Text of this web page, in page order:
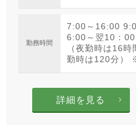
勤務時間
7:00～16:00
6:00～翌10：
（夜勤時は16
勤時は120分）
詳細を見る